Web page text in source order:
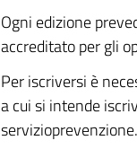
Ogni edizione
accreditato per gli
Per iscriversi è
a cui si intende